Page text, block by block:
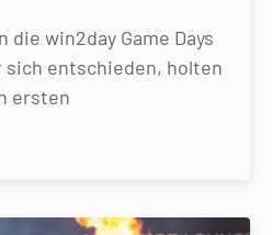
die win2day Game Days
sich entschieden, holten
ersten